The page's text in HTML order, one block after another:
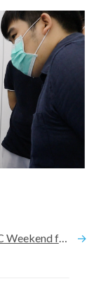
ADAC Weekend forum 2020